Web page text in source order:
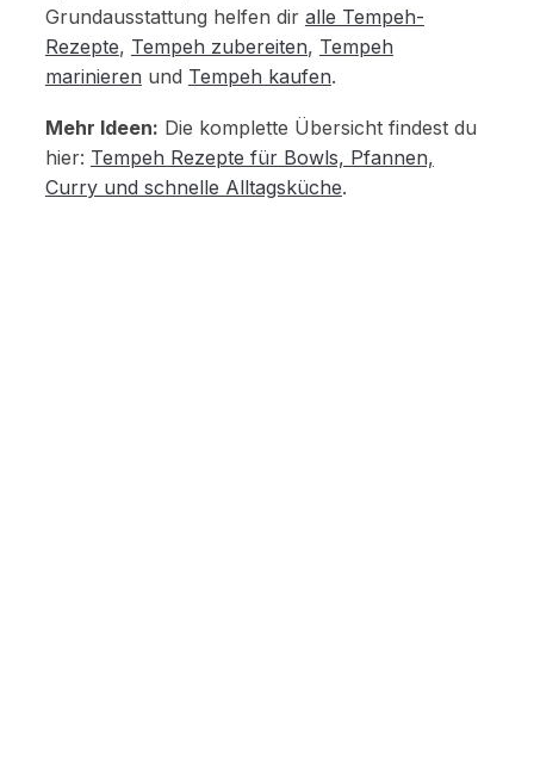
Grundausstattung helfen dir alle Tempeh-
Rezepte, Tempeh zubereiten, Tempeh
marinieren und Tempeh kaufen.
Mehr Ideen: Die komplette Übersicht findest du
hier: Tempeh Rezepte für Bowls, Pfannen,
Curry und schnelle Alltagsküche.